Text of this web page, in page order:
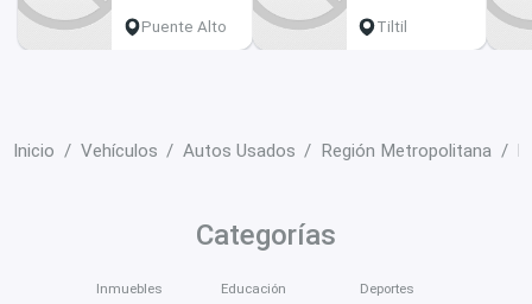
Puente Alto Tiltil
Inicio Vehículos Autos Usados Región Metropolitana
Categorías
Inmuebles Educación Deportes